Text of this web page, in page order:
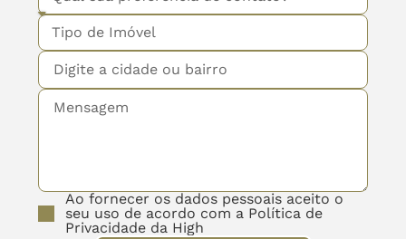
Ao fornecer os dados pessoais aceito o
seu uso de acordo com a Política de
Privacidade da High